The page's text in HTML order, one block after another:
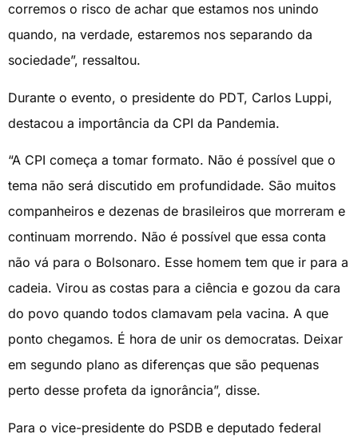
corremos o risco de achar que estamos nos unindo
quando, na verdade, estaremos nos separando da
sociedade”, ressaltou.
Durante o evento, o presidente do PDT, Carlos Luppi,
destacou a importância da CPI da Pandemia.
“A CPI começa a tomar formato. Não é possível que o
tema não será discutido em profundidade. São muitos
companheiros e dezenas de brasileiros que morreram e
continuam morrendo. Não é possível que essa conta
não vá para o Bolsonaro. Esse homem tem que ir para a
cadeia. Virou as costas para a ciência e gozou da cara
do povo quando todos clamavam pela vacina. A que
ponto chegamos. É hora de unir os democratas. Deixar
em segundo plano as diferenças que são pequenas
perto desse profeta da ignorância”, disse.
Para o vice-presidente do PSDB e deputado federal